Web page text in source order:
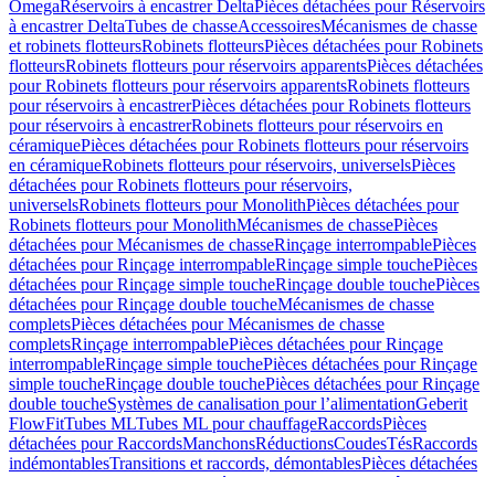
OmegaRéservoirs à encastrer DeltaPièces détachées pour Réservoirs
à encastrer DeltaTubes de chasseAccessoiresMécanismes de chasse
et robinets flotteursRobinets flotteursPièces détachées pour Robinets
flotteursRobinets flotteurs pour réservoirs apparentsPièces détachées
pour Robinets flotteurs pour réservoirs apparentsRobinets flotteurs
pour réservoirs à encastrerPièces détachées pour Robinets flotteurs
pour réservoirs à encastrerRobinets flotteurs pour réservoirs en
céramiquePièces détachées pour Robinets flotteurs pour réservoirs
en céramiqueRobinets flotteurs pour réservoirs, universelsPièces
détachées pour Robinets flotteurs pour réservoirs,
universelsRobinets flotteurs pour MonolithPièces détachées pour
Robinets flotteurs pour MonolithMécanismes de chassePièces
détachées pour Mécanismes de chasseRinçage interrompablePièces
détachées pour Rinçage interrompableRinçage simple touchePièces
détachées pour Rinçage simple toucheRinçage double touchePièces
détachées pour Rinçage double toucheMécanismes de chasse
completsPièces détachées pour Mécanismes de chasse
completsRinçage interrompablePièces détachées pour Rinçage
interrompableRinçage simple touchePièces détachées pour Rinçage
simple toucheRinçage double touchePièces détachées pour Rinçage
double toucheSystèmes de canalisation pour l’alimentationGeberit
FlowFitTubes MLTubes ML pour chauffageRaccordsPièces
détachées pour RaccordsManchonsRéductionsCoudesTésRaccords
indémontablesTransitions et raccords, démontablesPièces détachées